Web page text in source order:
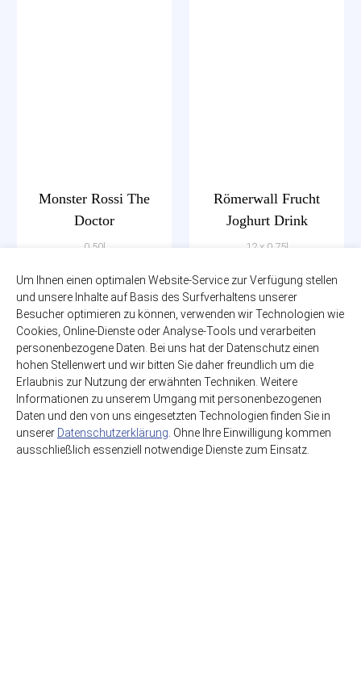
Monster Rossi The
Doctor
0,50l
EINWEG
1,99€
(3,98€ / Liter)
Römerwall Frucht
Joghurt Drink
12 x 0,75l
PET-MEHRWEG
12,79€
(1,42€ / Liter)
Um Ihnen einen optimalen Website-Service zur Verfügung stellen
und unsere Inhalte auf Basis des Surfverhaltens unserer
Besucher optimieren zu können, verwenden wir Technologien wie
Cookies, Online-Dienste oder Analyse-Tools und verarbeiten
personenbezogene Daten. Bei uns hat der Datenschutz einen
hohen Stellenwert und wir bitten Sie daher freundlich um die
Erlaubnis zur Nutzung der erwähnten Techniken. Weitere
Informationen zu unserem Umgang mit personenbezogenen
Daten und den von uns eingesetzten Technologien finden Sie in
unserer Datenschutzerklärung . Ohne Ihre Einwilligung kommen
ausschließlich essenziell notwendige Dienste zum Einsatz.